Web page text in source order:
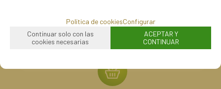
14,95
21.00%IVA incluido
- +
unidad
Política de cookiesConfigurar
Continuar solo con las
cookies necesarias
ACEPTAR Y
CONTINUAR